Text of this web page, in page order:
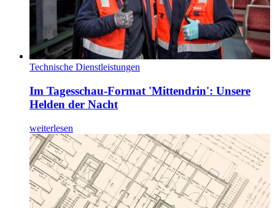
Technische Dienstleistungen
Im Tagesschau-Format 'Mittendrin': Unsere
Helden der Nacht
weiterlesen